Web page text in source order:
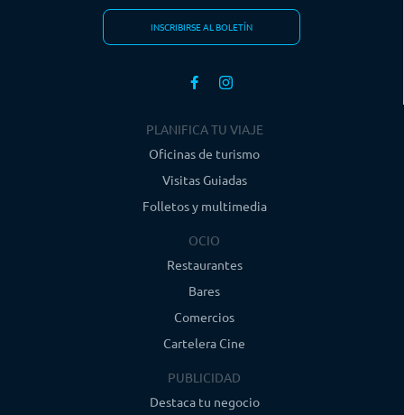
INSCRIBIRSE AL BOLETÍN
PLANIFICA TU VIAJE
Oficinas de turismo
Visitas Guiadas
Folletos y multimedia
OCIO
Restaurantes
Bares
Comercios
Cartelera Cine
PUBLICIDAD
Destaca tu negocio